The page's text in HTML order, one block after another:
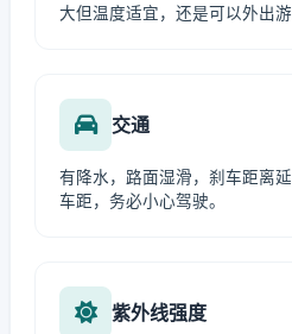
大但温度适宜，还是可以外出游
交通
有降水，路面湿滑，刹车距离
车距，务必小心驾驶。
紫外线强度